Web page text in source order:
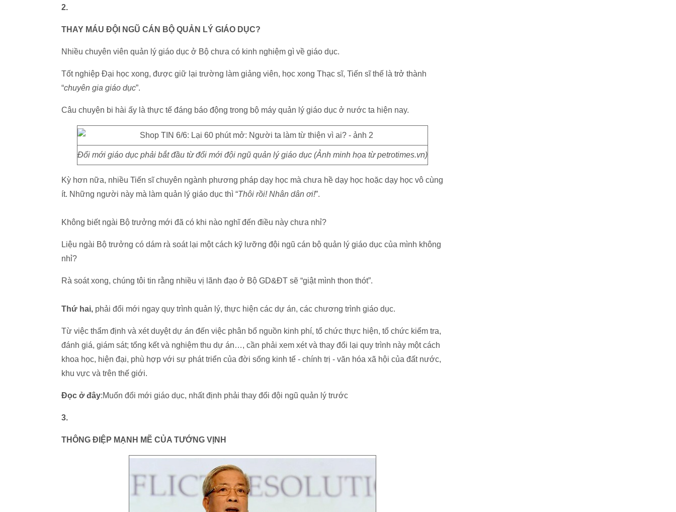
2.
THAY MÁU ĐỘI NGŨ CÁN BỘ QUẢN LÝ GIÁO DỤC?
Nhiều chuyên viên quản lý giáo dục ở Bộ chưa có kinh nghiệm gì về giáo dục.
Tốt nghiệp Đại học xong, được giữ lại trường làm giảng viên, học xong Thạc sĩ, Tiến sĩ thế là trở thành
“chuyên gia giáo dục”.
Câu chuyện bi hài ấy là thực tế đáng báo động trong bộ máy quản lý giáo dục ở nước ta hiện nay.
Đổi mới giáo dục phải bắt đầu từ đổi mới đội ngũ quản lý giáo dục (Ảnh minh họa từ petrotimes.vn)
Kỳ hơn nữa, nhiều Tiến sĩ chuyên ngành phương pháp dạy học mà chưa hề dạy học hoặc dạy học vô cùng
ít. Những người này mà làm quản lý giáo dục thì “Thôi rồi! Nhân dân ơi!”.
Không biết ngài Bộ trưởng mới đã có khi nào nghĩ đến điều này chưa nhỉ?
Liệu ngài Bộ trưởng có dám rà soát lại một cách kỹ lưỡng đội ngũ cán bộ quản lý giáo dục của mình không
nhỉ?
Rà soát xong, chúng tôi tin rằng nhiều vị lãnh đạo ở Bộ GD&ĐT sẽ “giật mình thon thót”.
Thứ hai, phải đổi mới ngay quy trình quản lý, thực hiện các dự án, các chương trình giáo dục.
Từ việc thẩm định và xét duyệt dự án đến việc phân bổ nguồn kinh phí, tổ chức thực hiện, tổ chức kiểm tra,
đánh giá, giám sát; tổng kết và nghiệm thu dự án…, cần phải xem xét và thay đổi lại quy trình này một cách
khoa học, hiện đại, phù hợp với sự phát triển của đời sống kinh tế - chính trị - văn hóa xã hội của đất nước,
khu vực và trên thế giới.
Đọc ở đây:Muốn đổi mới giáo dục, nhất định phải thay đổi đội ngũ quản lý trước
3.
THÔNG ĐIỆP MẠNH MẼ CỦA TƯỚNG VỊNH